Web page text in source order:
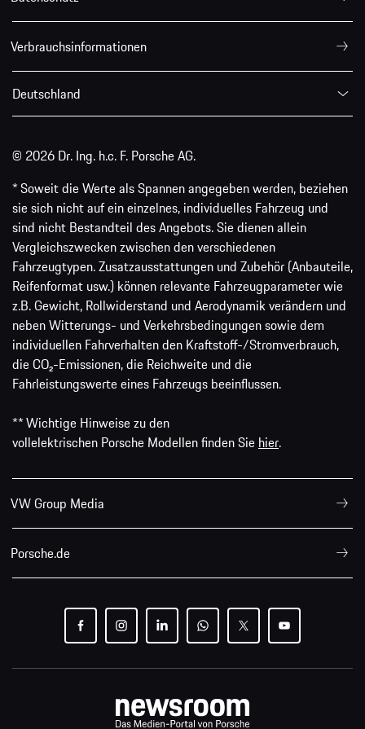
Verbrauchsinformationen
Deutschland
© 2026 Dr. Ing. h.c. F. Porsche AG.
* Soweit die Werte als Spannen angegeben werden, beziehen
sie sich nicht auf ein einzelnes, individuelles Fahrzeug und
sind nicht Bestandteil des Angebots. Sie dienen allein
Vergleichszwecken zwischen den verschiedenen
Fahrzeugtypen. Zusatzausstattungen und Zubehör (Anbauteile,
Reifenformat usw.) können relevante Fahrzeugparameter wie
z.B. Gewicht, Rollwiderstand und Aerodynamik verändern und
neben Witterungs- und Verkehrsbedingungen sowie dem
individuellen Fahrverhalten den Kraftstoff-/Stromverbrauch,
die CO₂-Emissionen, die Reichweite und die
Fahrleistungswerte eines Fahrzeugs beeinflussen.
** Wichtige Hinweise zu den
vollelektrischen Porsche Modellen finden Sie hier.
VW Group Media
Porsche.de